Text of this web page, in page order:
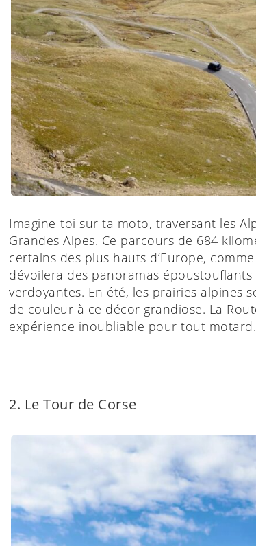
Imagine-toi sur ta moto, traversant les
Grandes Alpes. Ce parcours de 684
certains des plus hauts d’Europe,
dévoilera des panoramas
verdoyantes. En été, les prairies alpines
de couleur à ce décor grandiose. La
expérience inoubliable pour tout motard.
2. Le Tour de Corse